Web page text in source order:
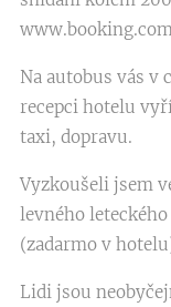
Na autobus vás v
recepci hotelu
taxi, dopravu.
Vyzkoušeli jsem
levného
(zadarmo v
Lidi jsou